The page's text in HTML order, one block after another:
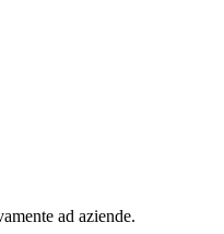
ad aziende.